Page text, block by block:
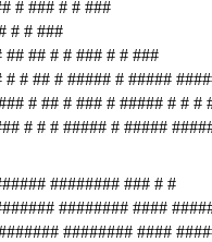
# ### # # ###
# # ###
## ## # # ### # # ###
# ## # ##### # #####
# ## # ### # ##### # # #
# # # ##### # #####
######## ### # #
######## ####
######## ####